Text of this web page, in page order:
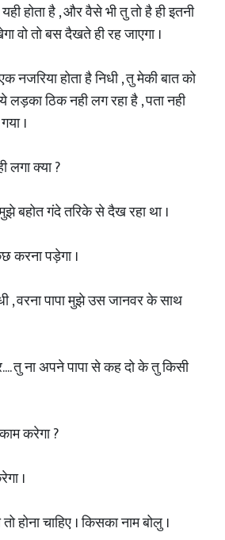
होता है , और वैसे भी तु तो है ही इतनी
वो तो बस दैखते ही रह जाएगा ।
नजरिया होता है निधी , तु मेकी बात को
लड़का ठिक नही लग रहा है , पता नही
।
लगा क्या ?
बहोत गंदे तरिके से दैख रहा था ।
करना पड़ेगा ।
, वरना पापा मुझे उस जानवर के साथ
तु ना अपने पापा से कह दो के तु किसी
करेगा ?
।
होना चाहिए । किसका नाम बोलु ।